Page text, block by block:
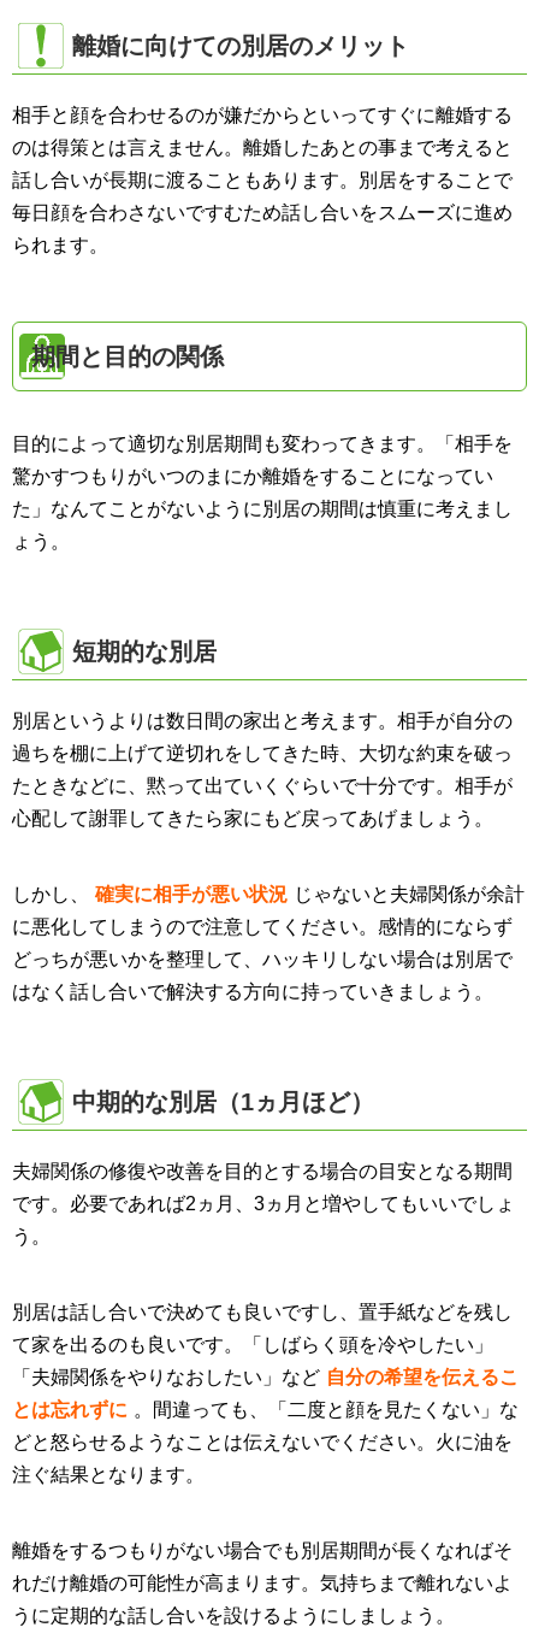
離婚に向けての別居のメリット
相手と顔を合わせるのが嫌だからといってすぐに離婚する
のは得策とは言えません。離婚したあとの事まで考えると
話し合いが長期に渡ることもあります。別居をすることで
毎日顔を合わさないですむため話し合いをスムーズに進め
られます。
期間と目的の関係
目的によって適切な別居期間も変わってきます。「相手を
驚かすつもりがいつのまにか離婚をすることになってい
た」なんてことがないように別居の期間は慎重に考えまし
ょう。
短期的な別居
別居というよりは数日間の家出と考えます。相手が自分の
過ちを棚に上げて逆切れをしてきた時、大切な約束を破っ
たときなどに、黙って出ていくぐらいで十分です。相手が
心配して謝罪してきたら家にもど戻ってあげましょう。
しかし、 確実に相手が悪い状況 じゃないと夫婦関係が余計
に悪化してしまうので注意してください。感情的にならず
どっちが悪いかを整理して、ハッキリしない場合は別居で
はなく話し合いで解決する方向に持っていきましょう。
中期的な別居（1ヵ月ほど）
夫婦関係の修復や改善を目的とする場合の目安となる期間
です。必要であれば2ヵ月、3ヵ月と増やしてもいいでしょ
う。
別居は話し合いで決めても良いですし、置手紙などを残し
て家を出るのも良いです。「しばらく頭を冷やしたい」
「夫婦関係をやりなおしたい」など 自分の希望を伝えるこ
とは忘れずに 。間違っても、「二度と顔を見たくない」な
どと怒らせるようなことは伝えないでください。火に油を
注ぐ結果となります。
離婚をするつもりがない場合でも別居期間が長くなればそ
れだけ離婚の可能性が高まります。気持ちまで離れないよ
うに定期的な話し合いを設けるようにしましょう。